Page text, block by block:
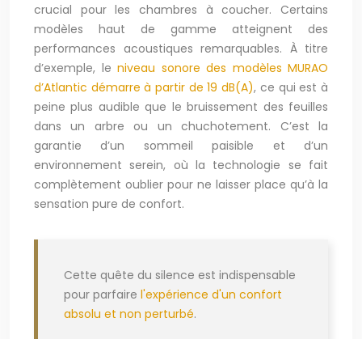
crucial pour les chambres à coucher. Certains
modèles haut de gamme atteignent des
performances acoustiques remarquables. À titre
d’exemple, le niveau sonore des modèles MURAO
d’Atlantic démarre à partir de 19 dB(A), ce qui est à
peine plus audible que le bruissement des feuilles
dans un arbre ou un chuchotement. C’est la
garantie d’un sommeil paisible et d’un
environnement serein, où la technologie se fait
complètement oublier pour ne laisser place qu’à la
sensation pure de confort.
Cette quête du silence est indispensable
pour parfaire l'expérience d'un confort
absolu et non perturbé.